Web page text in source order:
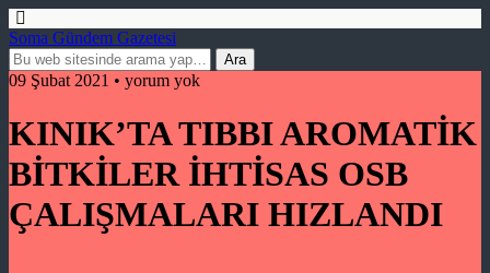
Soma Gündem Gazetesi
09 Şubat 2021 • yorum yok
KINIK’TA TIBBI AROMATİK
BİTKİLER İHTİSAS OSB
ÇALIŞMALARI HIZLANDI